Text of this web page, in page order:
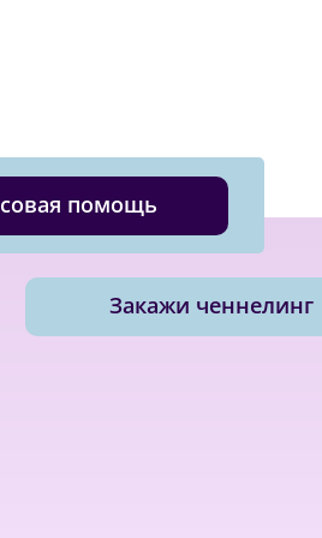
помощь
Закажи ченнелинг